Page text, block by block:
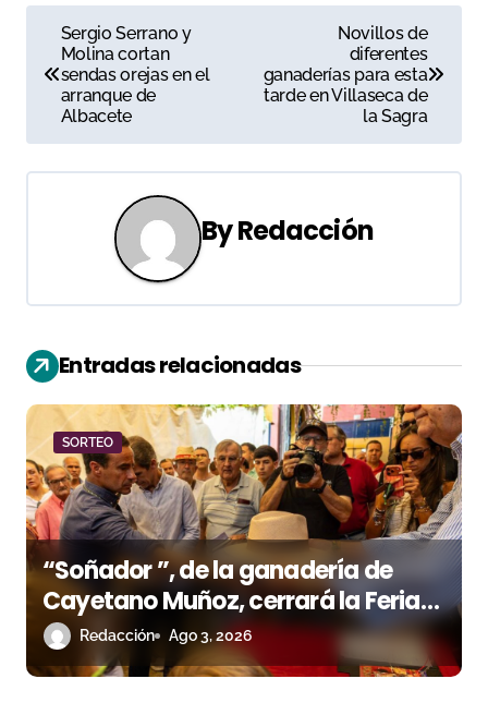
a
e
c
i
ó
n
d
e
e
n
t
Sergio Serrano y
Molina cortan
sendas orejas en el
arranque de
Albacete
Novillos de
diferentes
ganaderías para esta
tarde en Villaseca de
la Sagra
ByRedacción
Entradas relacionadas
SORTEO
“Soñador ”, de la ganadería de
Cayetano Muñoz, cerrará la Feria
de las Colombinas 2026
Redacción Ago 3, 2026